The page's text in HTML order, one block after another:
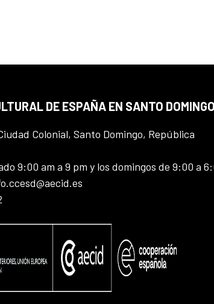
DE ESPAÑA EN SANTO DOMINGO
Colonial, Santo Domingo, República
9:00 am a 9 pm y los domingos de 9:00 a